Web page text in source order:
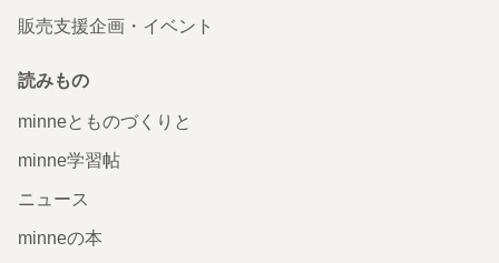
販売支援企画・イベント
読みもの
minneとものづくりと
minne学習帖
ニュース
minneの本